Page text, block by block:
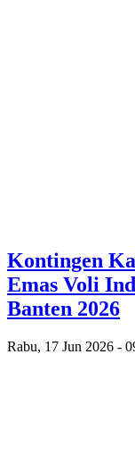
Kontingen
Emas Voli
Banten 2026
Rabu, 17 Jun 2026 -